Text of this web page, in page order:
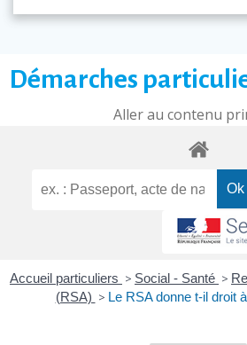
Démarches
Aller au contenu
Accueil particuliers > Social - Santé >
(RSA) > Le RSA donne t-il droit